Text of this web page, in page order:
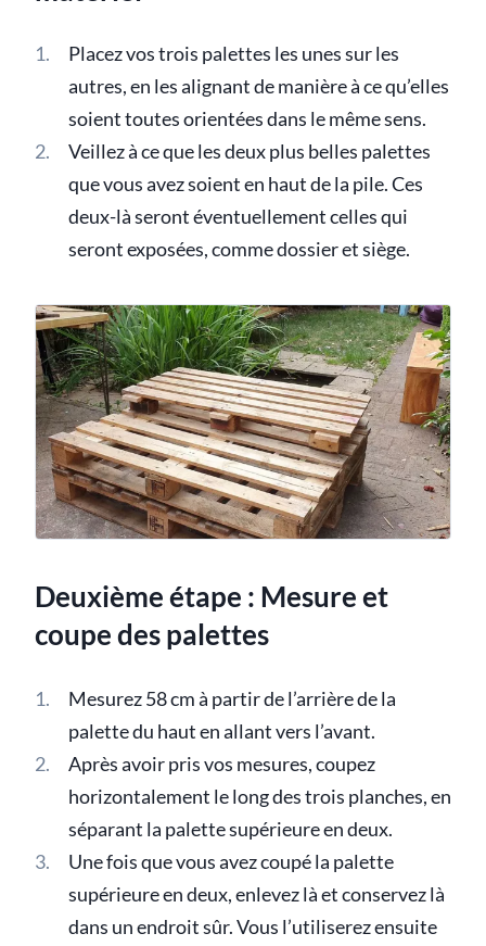
Placez vos trois palettes les unes sur les
autres, en les alignant de manière à ce qu’elles
soient toutes orientées dans le même sens.
Veillez à ce que les deux plus belles palettes
que vous avez soient en haut de la pile. Ces
deux-là seront éventuellement celles qui
seront exposées, comme dossier et siège.
Deuxième étape : Mesure et
coupe des palettes
Mesurez 58 cm à partir de l’arrière de la
palette du haut en allant vers l’avant.
Après avoir pris vos mesures, coupez
horizontalement le long des trois planches, en
séparant la palette supérieure en deux.
Une fois que vous avez coupé la palette
supérieure en deux, enlevez là et conservez là
dans un endroit sûr. Vous l’utiliserez ensuite